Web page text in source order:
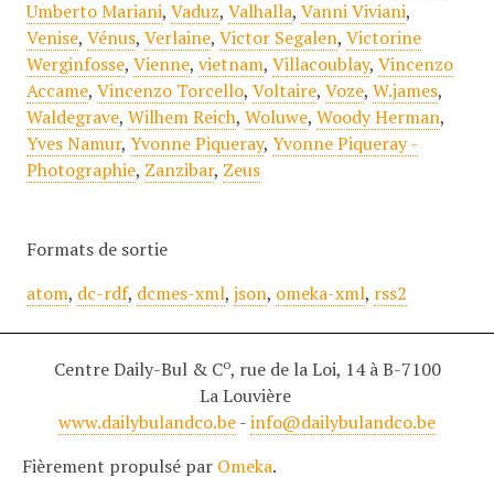
Umberto Mariani, Vaduz, Valhalla, Vanni Viviani,
Venise, Vénus, Verlaine, Victor Segalen, Victorine
Werginfosse, Vienne, vietnam, Villacoublay, Vincenzo
Accame, Vincenzo Torcello, Voltaire, Voze, W.james,
Waldegrave, Wilhem Reich, Woluwe, Woody Herman,
Yves Namur, Yvonne Piqueray, Yvonne Piqueray -
Photographie, Zanzibar, Zeus
Formats de sortie
atom, dc-rdf, dcmes-xml, json, omeka-xml, rss2
Centre Daily-Bul & Co, rue de la Loi, 14 à B-7100
La Louvière
www.dailybulandco.be-info@dailybulandco.be
Fièrement propulsé par Omeka.